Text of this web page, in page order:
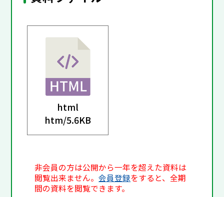
html
htm/5.6KB
非会員の方は公開から一年を超えた資料は
閲覧出来ません。会員登録をすると、全期
間の資料を閲覧できます。